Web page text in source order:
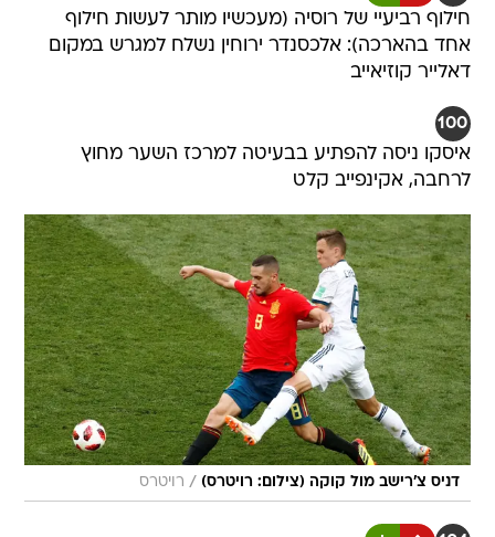
חילוף רביעיי של רוסיה (מעכשיו מותר לעשות חילוף
אחד בהארכה): אלכסנדר ירוחין נשלח למגרש במקום
דאלייר קוזיאייב
100
איסקו ניסה להפתיע בבעיטה למרכז השער מחוץ
לרחבה, אקינפייב קלט
דניס צ'רישב מול קוקה (צילום: רויטרס) / רויטרס